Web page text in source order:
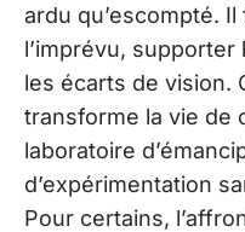
ardu qu’escompté.
l’imprévu,
les écarts de vision.
transforme la vie de
laboratoire
d’expérimentation
Pour certains,